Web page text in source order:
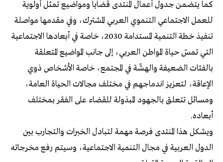
كما يتضمن جدول أعمال المنتدى قضايا ومواضيع تمثل أولوية
للعمل الاجتماعي التنموي العربي المشترك، وفي مقدمها مواصلة
تنفيذ خطة التنمية المستدامة 2030، خاصة في أبعادها الاجتماعية
التي تمسّ حياة المواطن العربي، إلى جانب المواضيع المتعلقة
بالفئات الضعيفة والهشّة في المجتمع، خاصة الأشخاص ذوي
الإعاقة، لتعزيز اندماجهم في مختلف مجالات الحياة العامة،
ومسائل تتعلق بالجهود المبذولة للقضاء على الفقر بمختلف
أبعاده.
ويشكل هذا المنتدى فرصة مهمة لتبادل الخبرات والتجارب بين
الدول العربية في مجال التنمية الاجتماعية، وسيتم رفع مخرجاته